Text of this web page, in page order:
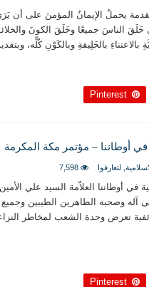
مقدمة يحملُ الإيمانُ المؤمنَ على أن
خَلَقَ الناسَ جميعًا وخَلَقَ الكونَ
بالاعتناءِ بالخَلِيقةِ وبالكَوْنِ كُلِّه،
Pinterest
أوطاننا – مؤتمر مكة المكرمة
,لتعارفوا 7,598
في أوطاننا العلاّمة السيد علي
آله وصحبه الطاهرين الطيبين
تعرض وحدة الشعب لمخاطر
Pinterest